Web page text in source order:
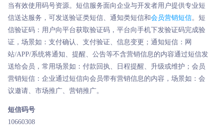
彩信群发
语音通知
语音验证码
国际短信
 电商行业
 物流行业
 房产行业
 教育行业

 关于达信通
行业资讯
当有效使用码号资源。短信服务面向企业与开发者用户提供专业短
信送达服务，可发送验证类短信、通知类短信和会员营销短信。短
信验证码：用户向平台获取验证码，平台向手机下发验证码完成验
证，场景如：支付确认、支付验证、信息变更；通知短信：网
站/APP/系统将通知、提醒、公告等不含营销信息的内容通过短信发
送给会员，常用场景如：付款回执、日程提醒、升级或维护；会员
营销短信：企业通过短信向会员带有营销信息的内容，场景如：会
议邀请、市场推广、营销推广。
短信码号
10660308